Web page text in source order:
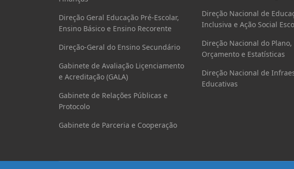
Direção Geral Educação Pré-Escolar,
Ensino Básico e Ensino Recorente
Direção-Geral do Ensino Secundário
Gabinete de Avaliação Liçenciamento
e Acreditação (GALA)
Gabinete de Relações Públicas e
Protocolo
Gabinete de Parceria e Cooperação
Direção Nacional de
Inclusiva e Ação Social
Direção Nacional do Plano,
Orçamento e Estatísticas
Direção Nacional de
Educativas